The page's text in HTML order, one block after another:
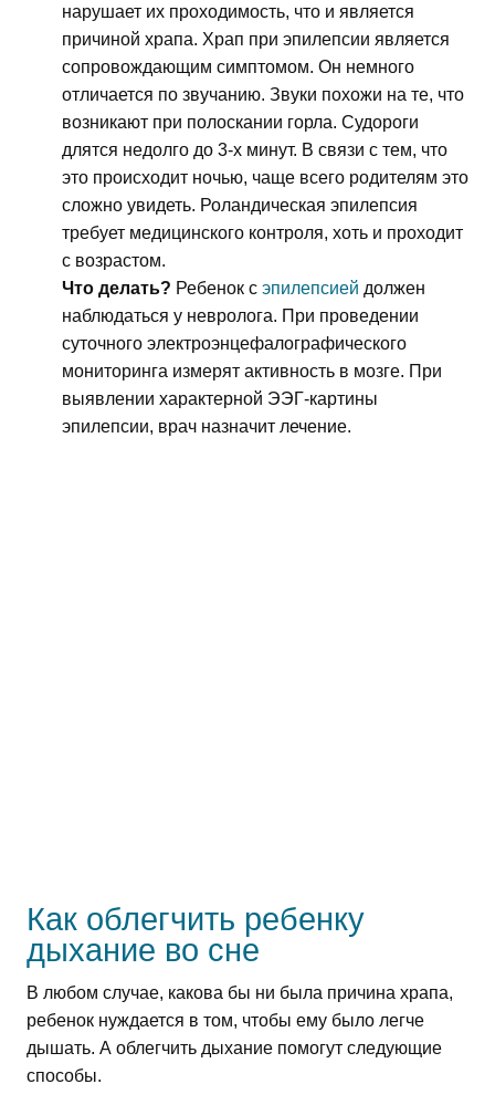
нарушает их проходимость, что и является
причиной храпа. Храп при эпилепсии является
сопровождающим симптомом. Он немного
отличается по звучанию. Звуки похожи на те, что
возникают при полоскании горла. Судороги
длятся недолго до 3-х минут. В связи с тем, что
это происходит ночью, чаще всего родителям это
сложно увидеть. Роландическая эпилепсия
требует медицинского контроля, хоть и проходит
с возрастом.
Что делать? Ребенок с эпилепсией должен
наблюдаться у невролога. При проведении
суточного электроэнцефалографического
мониторинга измерят активность в мозге. При
выявлении характерной ЭЭГ-картины
эпилепсии, врач назначит лечение.
Как облегчить ребенку
дыхание во сне
В любом случае, какова бы ни была причина храпа,
ребенок нуждается в том, чтобы ему было легче
дышать. А облегчить дыхание помогут следующие
способы.